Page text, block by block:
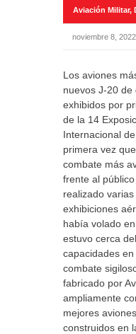
Aviación Militar,
noviembre 8, 2022
Los aviones
nuevos J-20
exhibidos por
de la 14
Internacional
primera vez
combate más
frente al
realizado
exhibiciones
había volado
estuvo cerca
capacidades
combate
fabricado por
ampliamente
mejores
construidos en